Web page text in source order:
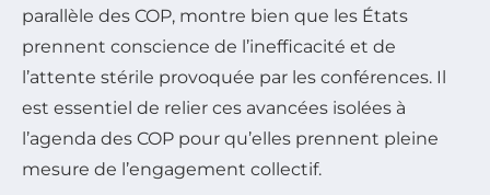
parallèle des COP, montre bien que les États
prennent conscience de l’inefficacité et de
l’attente stérile provoquée par les conférences. Il
est essentiel de relier ces avancées isolées à
l’agenda des COP pour qu’elles prennent pleine
mesure de l’engagement collectif.